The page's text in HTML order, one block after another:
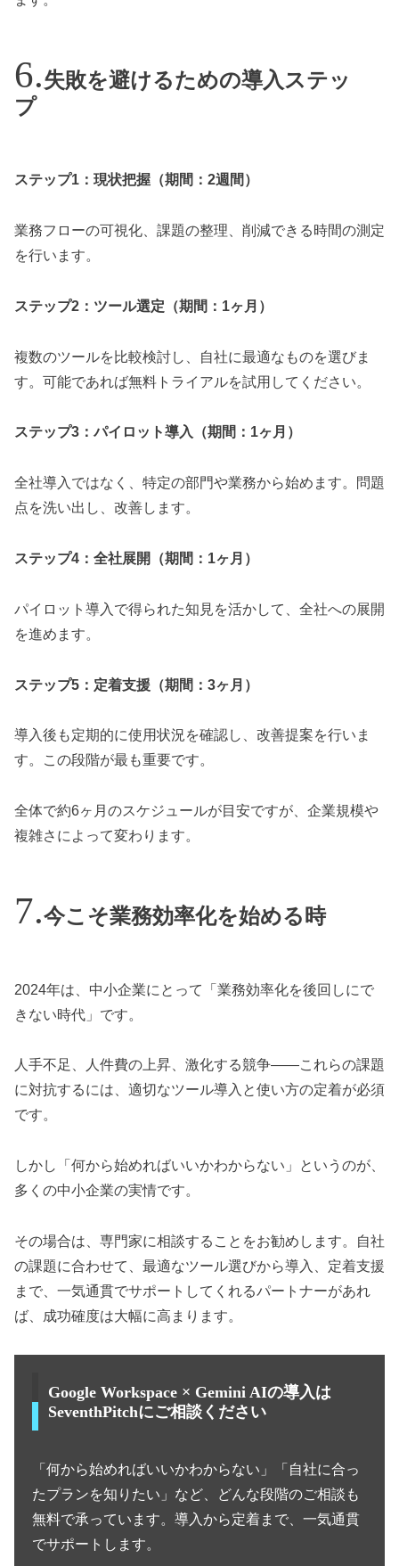
失敗を避けるための導入ステッ
プ
ステップ1：現状把握（期間：2週間）
業務フローの可視化、課題の整理、削減できる時間の測定
を行います。
ステップ2：ツール選定（期間：1ヶ月）
複数のツールを比較検討し、自社に最適なものを選びま
す。可能であれば無料トライアルを試用してください。
ステップ3：パイロット導入（期間：1ヶ月）
全社導入ではなく、特定の部門や業務から始めます。問題
点を洗い出し、改善します。
ステップ4：全社展開（期間：1ヶ月）
パイロット導入で得られた知見を活かして、全社への展開
を進めます。
ステップ5：定着支援（期間：3ヶ月）
導入後も定期的に使用状況を確認し、改善提案を行いま
す。この段階が最も重要です。
全体で約6ヶ月のスケジュールが目安ですが、企業規模や
複雑さによって変わります。
今こそ業務効率化を始める時
2024年は、中小企業にとって「業務効率化を後回しにで
きない時代」です。
人手不足、人件費の上昇、激化する競争——これらの課題
に対抗するには、適切なツール導入と使い方の定着が必須
です。
しかし「何から始めればいいかわからない」というのが、
多くの中小企業の実情です。
その場合は、専門家に相談することをお勧めします。自社
の課題に合わせて、最適なツール選びから導入、定着支援
まで、一気通貫でサポートしてくれるパートナーがあれ
ば、成功確度は大幅に高まります。
Google Workspace × Gemini AIの導入は
SeventhPitchにご相談ください
「何から始めればいいかわからない」「自社に合っ
たプランを知りたい」など、どんな段階のご相談も
無料で承っています。導入から定着まで、一気通貫
でサポートします。